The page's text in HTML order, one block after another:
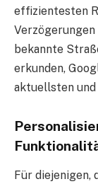
effizientesten
Verzögerungen
bekannte
erkunden,
aktuellsten und
Für diejenigen,